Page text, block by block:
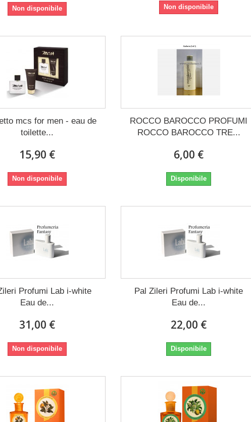
Non disponibile Non disponibile
mcs for men - eau de
toilette...
15,90 €
Non disponibile
ROCCO BAROCCO PROFUMI
ROCCO BAROCCO TRE...
6,00 €
Disponibile
Profumi Lab i-white
Eau de...
31,00 €
Non disponibile
Pal Zileri Profumi Lab i-white
Eau de...
22,00 €
Disponibile